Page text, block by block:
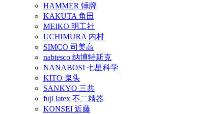
HAMMER 锤牌
KAKUTA 角田
MEIKO 明工社
UCHIMURA 内村
SIMCO 司美高
nabtesco 纳博特斯克
NANABOSI 七星科学
KITO 鬼头
SANKYO 三共
fuji latex 不二精器
KONSEI 近藤